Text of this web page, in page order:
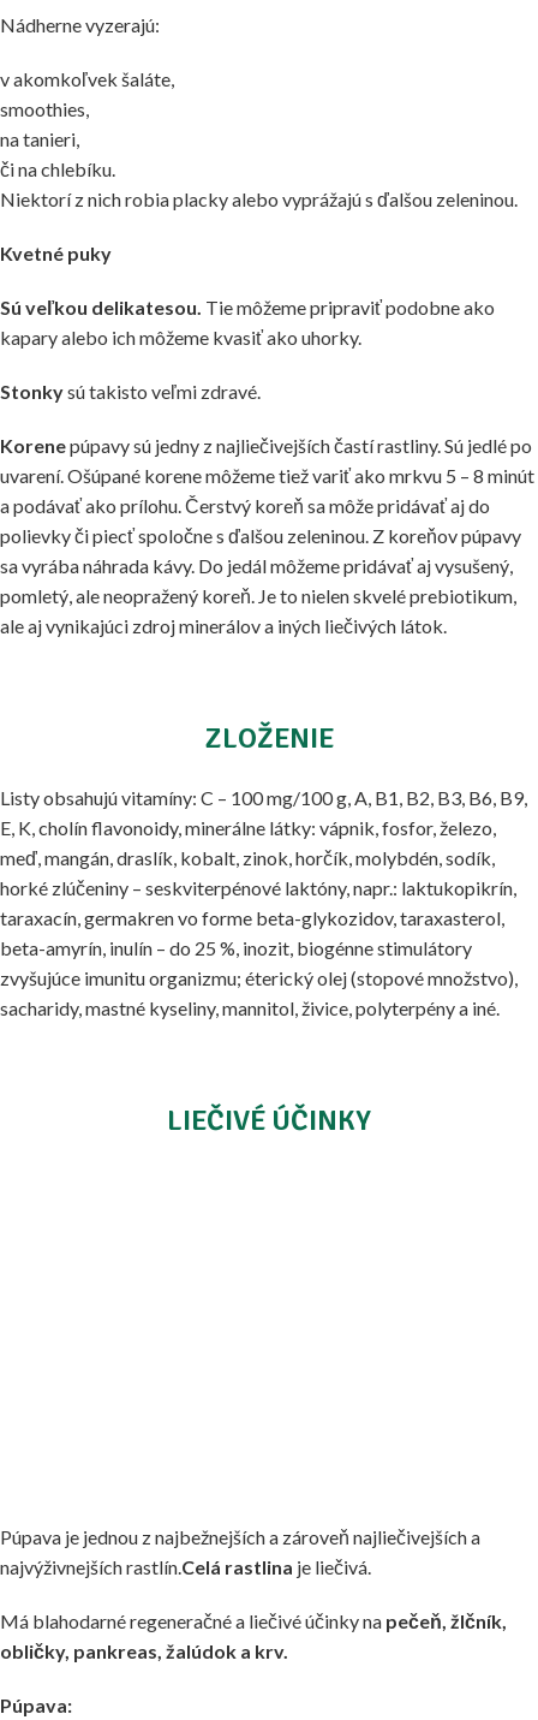
Nádherne vyzerajú:
v akomkoľvek šaláte,
smoothies,
na tanieri,
či na chlebíku.
Niektorí z nich robia placky alebo vyprážajú s ďalšou zeleninou.
Kvetné puky
Sú veľkou delikatesou. Tie môžeme pripraviť podobne ako
kapary alebo ich môžeme kvasiť ako uhorky.
Stonkysú takisto veľmi zdravé.
Korenepúpavy sú jedny z najliečivejších častí rastliny. Sú jedlé po
uvarení. Ošúpané korene môžeme tiež variť ako mrkvu 5 – 8 minút
a podávať ako prílohu. Čerstvý koreň sa môže pridávať aj do
polievky či piecť spoločne s ďalšou zeleninou. Z koreňov púpavy
sa vyrába náhrada kávy. Do jedál môžeme pridávať aj vysušený,
pomletý, ale neopražený koreň. Je to nielen skvelé prebiotikum,
ale aj vynikajúci zdroj minerálov a iných liečivých látok.
ZLOŽENIE
Listy obsahujú vitamíny: C – 100 mg/100 g, A, B1, B2, B3, B6, B9,
E, K, cholín flavonoidy, minerálne látky: vápnik, fosfor, železo,
meď, mangán, draslík, kobalt, zinok, horčík, molybdén, sodík,
horké zlúčeniny – seskviterpénové laktóny, napr.: laktukopikrín,
taraxacín, germakren vo forme beta-glykozidov, taraxasterol,
beta-amyrín, inulín – do 25 %, inozit, biogénne stimulátory
zvyšujúce imunitu organizmu; éterický olej (stopové množstvo),
sacharidy, mastné kyseliny, mannitol, živice, polyterpény a iné.
LIEČIVÉ ÚČINKY
Púpava je jednou z najbežnejších a zároveň najliečivejších a
najvýživnejších rastlín. Celá rastlina je liečivá.
Má blahodarné regeneračné a liečivé účinky na pečeň, žlčník,
obličky, pankreas, žalúdok a krv.
Púpava: